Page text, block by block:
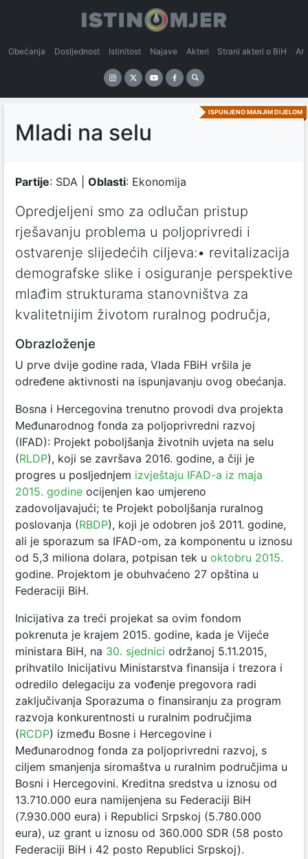
Obećanja Dosljednost Istinitost Najave Akteri Strani akteri o BiH
ISPUNJENO MANJIM DIJELOM
Mladi na selu
Partije: SDA | Oblasti: Ekonomija
Opredjeljeni smo za odlučan pristup
rješavanju problema u poljoprivredi i
ostvarenje slijedećih ciljeva:• revitalizacija
demografske slike i osiguranje perspektive
mlađim strukturama stanovništva za
kvalitetnijim životom ruralnog područja,
Obrazloženje
U prve dvije godine rada, Vlada FBiH vršila je
određene aktivnosti na ispunjavanju ovog obećanja.
Bosna i Hercegovina trenutno provodi dva projekta
Međunarodnog fonda za poljoprivredni razvoj
(IFAD): Projekt poboljšanja životnih uvjeta na selu
(RLDP), koji se završava 2016. godine, a čiji je
progres u posljednjem izvještaju IFAD-a iz maja
2015. godine ocijenjen kao umjereno
zadovoljavajući; te Projekt poboljšanja ruralnog
poslovanja (RBDP), koji je odobren još 2011. godine,
ali je sporazum sa IFAD-om, za komponentu u iznosu
od 5,3 miliona dolara, potpisan tek u oktobru 2015.
godine. Projektom je obuhvaćeno 27 opština u
Federaciji BiH.
Inicijativa za treći projekat sa ovim fondom
pokrenuta je krajem 2015. godine, kada je Vijeće
ministara BiH, na 30. sjednici održanoj 5.11.2015,
prihvatilo Inicijativu Ministarstva finansija i trezora i
odredilo delegaciju za vođenje pregovora radi
zaključivanja Sporazuma o finansiranju za program
razvoja konkurentnosti u ruralnim područjima
(RCDP) između Bosne i Hercegovine i
Međunarodnog fonda za poljoprivredni razvoj, s
ciljem smanjenja siromaštva u ruralnim područjima u
Bosni i Hercegovini. Kreditna sredstva u iznosu od
13.710.000 eura namijenjena su Federaciji BiH
(7.930.000 eura) i Republici Srpskoj (5.780.000
eura), uz grant u iznosu od 360.000 SDR (58 posto
Federaciji BiH i 42 posto Republici Srpskoj).